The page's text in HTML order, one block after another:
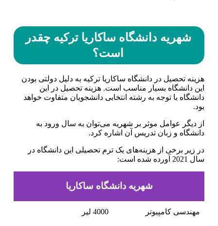
شهریه دانشگاه ساکاریا ترکیه چقدر
است؟
هزینه تحصیل در دانشگاه ساکاریا ترکیه به دلیل دولتی بودن
این دانشگاه بسیار مناسب است. هزینه تحصیل در این
دانشگاه با توجه به رشته انتخابی دانشجویان متفاوت خواهد
بود.
از دیگر عوامل موثر بر شهریه می‌توان به سال ورود به
دانشگاه و زبان تدریس آن اشاره کرد.
در زیر برخی از هزینه‌های یک ترم تحصیلی این دانشگاه در
سال 2021 آورده شده است:
شهریه دانشگاه ساکاریا
مهندسی کامپیوتر 4000 لیر